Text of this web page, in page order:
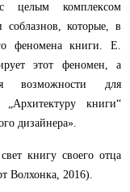
целым комплексом
соблазнов, которые, в
феномена книги. Е.
этот феномен, а
возможности для
„Архитектуру книги“
дизайнера».
книгу своего отца
Волхонка, 2016).